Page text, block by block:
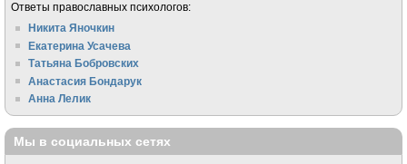
Ответы православных психологов:
Никита Яночкин
Екатерина Усачева
Татьяна Бобровских
Анастасия Бондарук
Анна Лелик
Мы в социальных сетях